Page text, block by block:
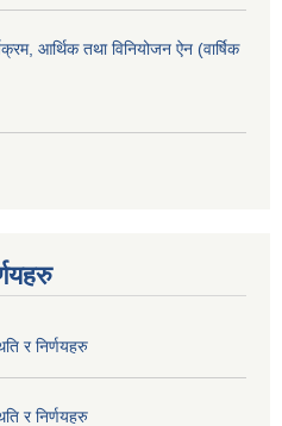
आर्थिक तथा विनियोजन ऐन (वार्षिक
र निर्णयहरु
र निर्णयहरु